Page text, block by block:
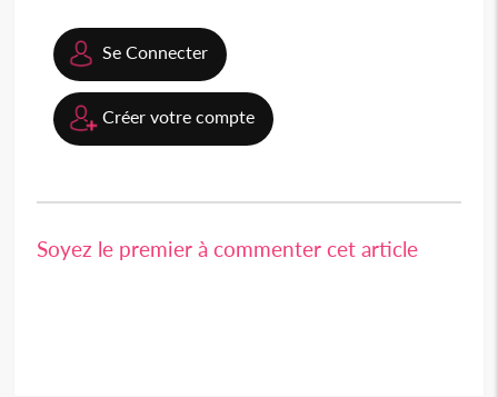
Se Connecter
Créer votre compte
Soyez le premier à commenter cet article